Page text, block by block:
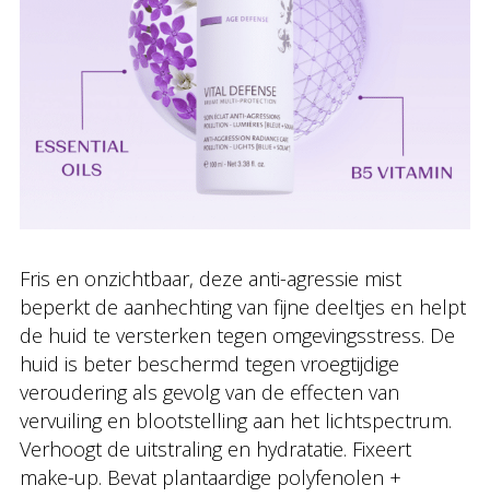
Fris en onzichtbaar, deze anti-agressie mist
beperkt de aanhechting van fijne deeltjes en helpt
de huid te versterken tegen omgevingsstress. De
huid is beter beschermd tegen vroegtijdige
veroudering als gevolg van de effecten van
vervuiling en blootstelling aan het lichtspectrum.
Verhoogt de uitstraling en hydratatie. Fixeert
make-up. Bevat plantaardige polyfenolen +